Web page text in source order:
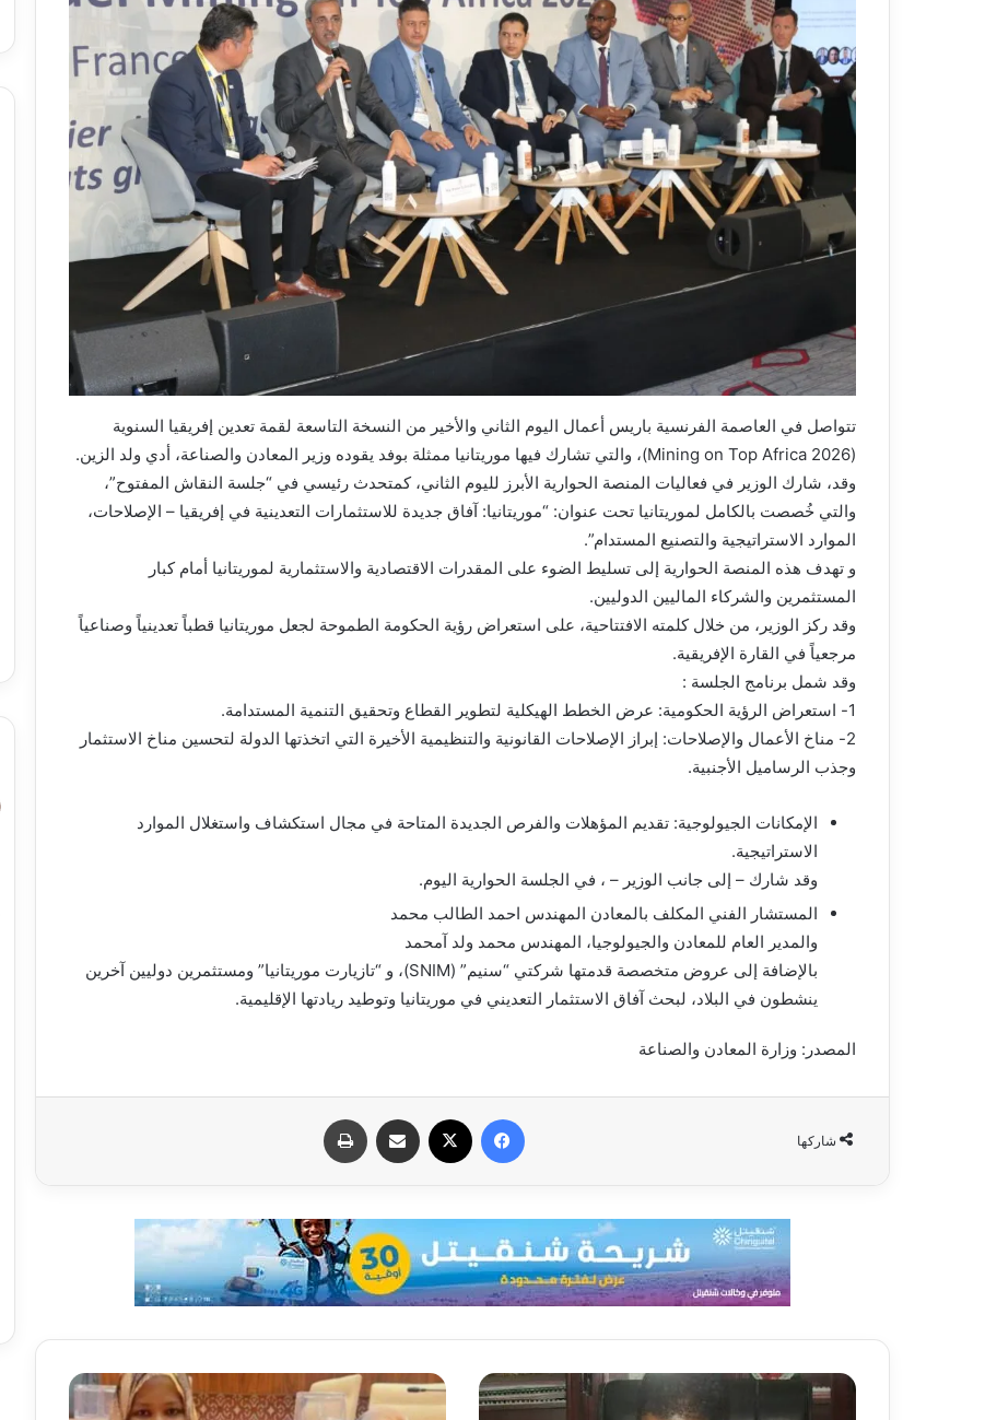
تتواصل في العاصمة الفرنسية باريس أعمال اليوم الثاني والأخير من النسخة التاسعة لقمة تعدين إفريقيا السنوية
(Mining on Top Africa 2026)، والتي تشارك فيها موريتانيا ممثلة بوفد يقوده وزير المعادن والصناعة، أدي ولد الزين.
وقد، شارك الوزير في فعاليات المنصة الحوارية الأبرز لليوم الثاني، كمتحدث رئيسي في “جلسة النقاش المفتوح”،
والتي خُصصت بالكامل لموريتانيا تحت عنوان: “موريتانيا: آفاق جديدة للاستثمارات التعدينية في إفريقيا – الإصلاحات،
الموارد الاستراتيجية والتصنيع المستدام”.
و تهدف هذه المنصة الحوارية إلى تسليط الضوء على المقدرات الاقتصادية والاستثمارية لموريتانيا أمام كبار
المستثمرين والشركاء الماليين الدوليين.
وقد ركز الوزير، من خلال كلمته الافتتاحية، على استعراض رؤية الحكومة الطموحة لجعل موريتانيا قطباً تعدينياً وصناعياً
مرجعياً في القارة الإفريقية.
وقد شمل برنامج الجلسة :
1- استعراض الرؤية الحكومية: عرض الخطط الهيكلية لتطوير القطاع وتحقيق التنمية المستدامة.
2- مناخ الأعمال والإصلاحات: إبراز الإصلاحات القانونية والتنظيمية الأخيرة التي اتخذتها الدولة لتحسين مناخ الاستثمار
وجذب الرساميل الأجنبية.
الإمكانات الجيولوجية: تقديم المؤهلات والفرص الجديدة المتاحة في مجال استكشاف واستغلال الموارد
الاستراتيجية.
وقد شارك – إلى جانب الوزير – ، في الجلسة الحوارية اليوم.
المستشار الفني المكلف بالمعادن المهندس احمد الطالب محمد
والمدير العام للمعادن والجيولوجيا، المهندس محمد ولد آمحمد
بالإضافة إلى عروض متخصصة قدمتها شركتي “سنيم” (SNIM)، و “تازيارت موريتانيا” ومستثمرين دوليين آخرين
ينشطون في البلاد، لبحث آفاق الاستثمار التعديني في موريتانيا وتوطيد ريادتها الإقليمية.
المصدر: وزارة المعادن والصناعة
شاركها
فيسبوك مشاركة عبر البريد